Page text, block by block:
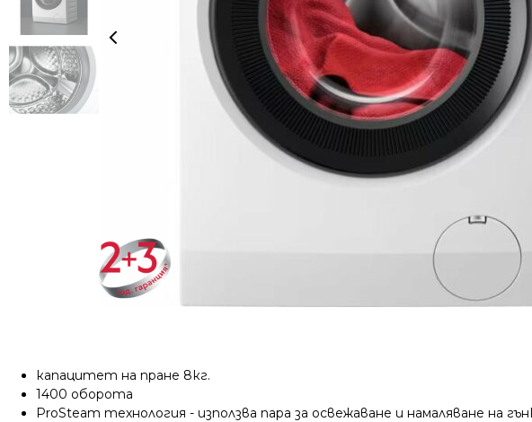
капацитет на пране 8кг.
1400 оборота
ProSteam технология - използва пара за освежаване и намаляване